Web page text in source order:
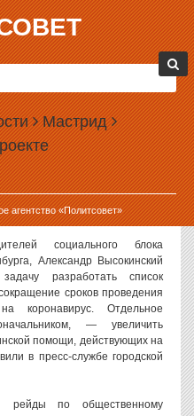
Мастрид
агентство «Политсовет»
СРОКИ
КОРОНАВИРУС
поручил ускорить
на заседании городского
возникновения и
социального блока
Александр Высокинский
разработать список
сроков проведения
коронавирус. Отдельное
— увеличить
помощи, действующих на
в пресс-службе городской
рейды по общественному